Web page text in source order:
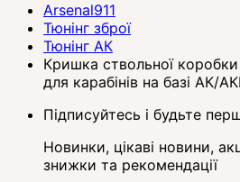
Arsenal911
Тюнінг зброї
Тюнінг АК
Кришка ствольної коробки
для карабінів на базі АК/
Підписуйтесь і будьте
Новинки, цікаві новини,
знижки та рекомендації